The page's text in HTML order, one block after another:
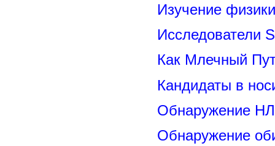
Изучение
Исследователи
Как Млечный
Кандидаты в
Обнаружение
Обнаружение